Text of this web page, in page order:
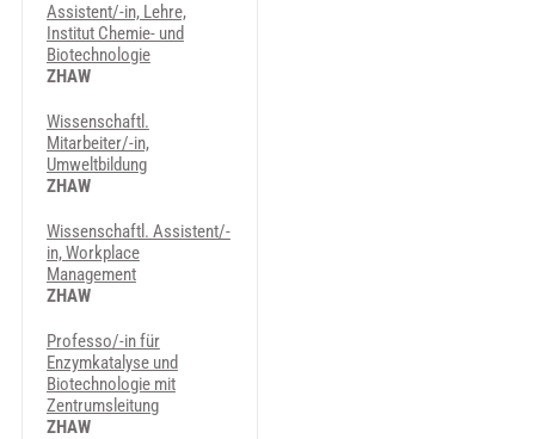
Assistent/-in, Lehre,
Institut Chemie- und
Biotechnologie
ZHAW
Wissenschaftl.
Mitarbeiter/-in,
Umweltbildung
ZHAW
Wissenschaftl. Assistent/-
in, Workplace
Management
ZHAW
Professo/-in für
Enzymkatalyse und
Biotechnologie mit
Zentrumsleitung
ZHAW